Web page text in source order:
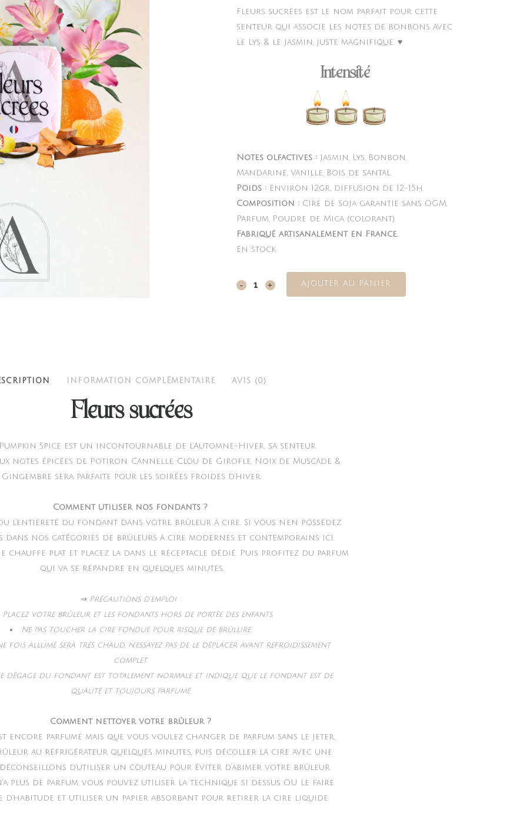
Fleurs sucrées est le nom parfait pour cette
senteur qui associe les notes de bonbons avec
le Lys & le Jasmin, juste magnifique. ♥
Intensité
Notes olfactives :Jasmin, Lys, Bonbon,
Mandarine, Vanille, Bois de santal.
Poids :Environ 12gr, diffusion de 12-15h.
Composition :Cire de Soja garantie sans OGM,
Parfum, Poudre de Mica (colorant).
Fabriqué artisanalement en France.
En stock
Fleurs AJOUTER AU PANIER
INFORMATION COMPLÉMENTAIRE AVIS (0)
Fleurs sucrées
Spice est un incontournable de l’Automne-Hiver, sa senteur
notes épicées de Potiron, Cannelle, Clou de Girofle, Noix de Muscade &
Gingembre sera parfaite pour les soirées froides d’hiver.
Comment utiliser nos fondants ?
l’entièreté du fondant dans votre brûleur à cire. Si vous n’en possédez
dans nos catégories de brûleurs à cire modernes et contemporains ici.
chauffe plat et placez la dans le réceptacle dédié. Puis profitez du parfum
qui va se répandre en quelques minutes.
⇒ Précautions d’emploi :
Placez votre brûleur et les fondants hors de portée des enfants.
Ne pas toucher la cire fondue pour risque de brûlure.
fois allumé sera très chaud, n’essayez pas de le déplacer avant refroidissement
complet.
dégage du fondant est totalement normale et indique que le fondant est de
qualité et toujours parfumé.
Comment nettoyer votre brûleur ?
encore parfumé mais que vous voulez changer de parfum sans le jeter,
au réfrigérateur quelques minutes, puis décoller la cire avec une
d’utiliser un couteau pour éviter d’abimer votre brûleur.
plus de parfum, vous pouvez utiliser la technique si dessus OU le faire
d’habitude et utiliser un papier absorbant pour retirer la cire liquide.